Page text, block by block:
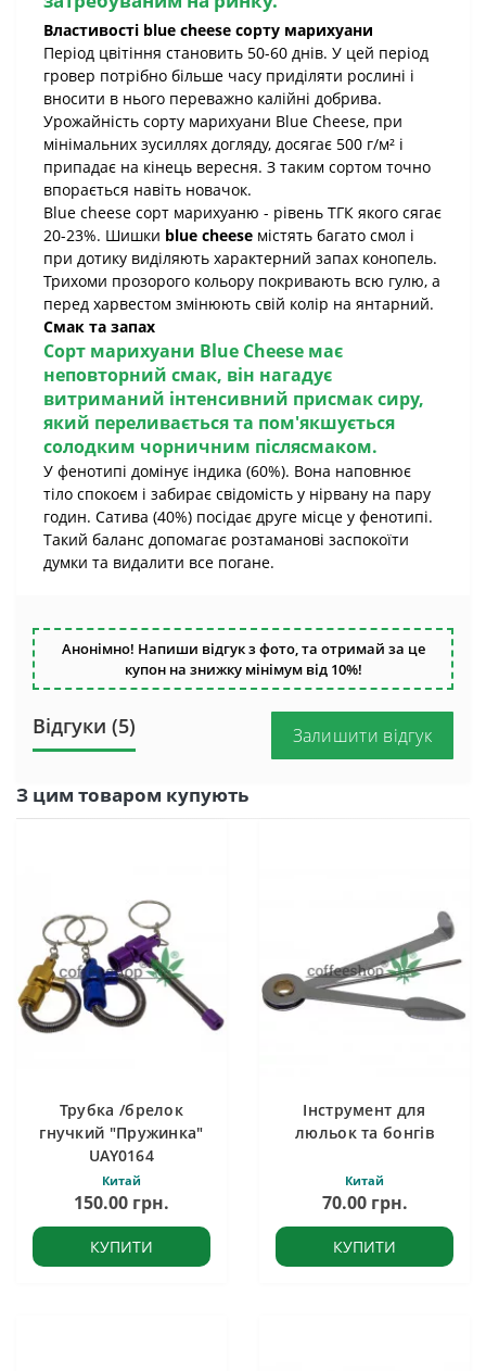
Властивості blue cheese сорту марихуани
Період цвітіння становить 50-60 днів. У цей період
гровер потрібно більше часу приділяти рослині і
вносити в нього переважно калійні добрива.
Урожайність сорту марихуани Blue Cheese, при
мінімальних зусиллях догляду, досягає 500 г/м² і
припадає на кінець вересня. З таким сортом точно
впорається навіть новачок.
Blue cheese сорт марихуаню - рівень ТГК якого сягає
20-23%. Шишки blue cheese містять багато смол і
при дотику виділяють характерний запах конопель.
Трихоми прозорого кольору покривають всю гулю, а
перед харвестом змінюють свій колір на янтарний.
Смак та запах
Сорт марихуани Blue Cheese має
неповторний смак, він нагадує
витриманий інтенсивний присмак сиру,
який переливається та пом'якшується
солодким чорничним післясмаком.
У фенотипі домінує індика (60%). Вона наповнює
тіло спокоєм і забирає свідомість у нірвану на пару
годин. Сатива (40%) посідає друге місце у фенотипі.
Такий баланс допомагає розтаманові заспокоїти
думки та видалити все погане.
Анонімно! Напиши відгук з фото, та отримай за це
купон на знижку мінімум від 10%!
Відгуки (5) Залишити відгук
З цим товаром купують
Трубка /брелок
гнучкий "Пружинка"
UAY0164
Китай
150.00 грн.
КУПИТИ
Інструмент для
люльок та бонгів
Китай
70.00 грн.
КУПИТИ